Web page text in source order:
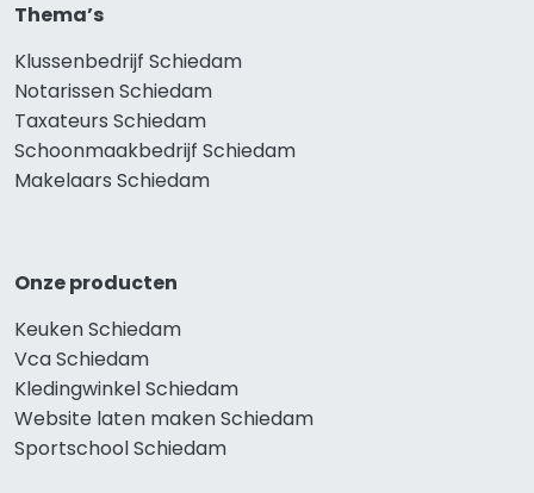
Thema’s
Klussenbedrijf Schiedam
Notarissen Schiedam
Taxateurs Schiedam
Schoonmaakbedrijf Schiedam
Makelaars Schiedam
Onze producten
Keuken Schiedam
Vca Schiedam
Kledingwinkel Schiedam
Website laten maken Schiedam
Sportschool Schiedam